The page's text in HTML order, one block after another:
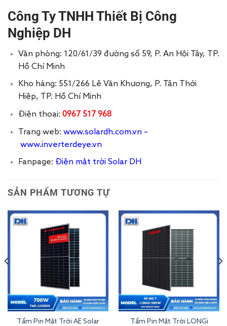
Công Ty TNHH Thiết Bị Công
Nghiệp DH
Văn phòng: 120/61/39 đường số 59, P. An Hội Tây, TP.
Hồ Chí Minh
Kho hàng: 551/266 Lê Văn Khương, P. Tân Thới
Hiệp, TP. Hồ Chí Minh
Điện thoại: 0967 517 968
Trang web: www.solardh.com.vn–
www.inverterdeye.vn
Fanpage: Điện mặt trời Solar DH
SẢN PHẨM TƯƠNG TỰ
Tấm Pin Mặt Trời AE Solar
Tấm Pin Mặt Trời LONGi